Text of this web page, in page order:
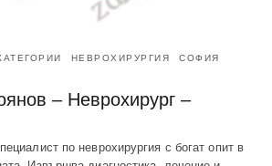
НЕВРОХИРУРГИЯ СОФИЯ
– Неврохирург –
по неврохирургия с богат опит в